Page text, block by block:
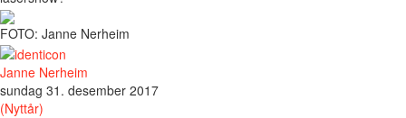
FOTO: Janne Nerheim
Janne Nerheim
sundag 31. desember 2017
(Nyttår)